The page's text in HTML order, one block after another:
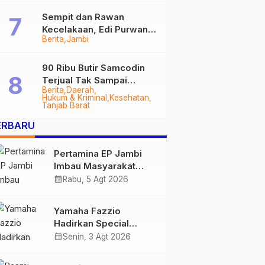
Berita Jambi
Sempit dan Rawan
Kecelakaan, Edi Purwanto
Targetkan Jalan Lintas
2028
Berita Daerah
Hukum & Kriminal
Kesehatan
Tanjab Barat
90 Ribu Butir Samcodin
Terjual Tak Sampai
Setahun, Indra Safari
Desak Audit Menyeluruh
Pertamina EP Jambi
Imbau Masyarakat
Tidak Beraktivitas di
Bersama
calendar_month Rabu, 5 Agt 2026
Yamaha Fazzio
Hadirkan Special
Edition Sunset Blue,
calendar_monthSenin, 3 Agt 2026